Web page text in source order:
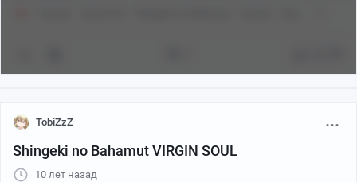
TobiZzZ
Shingeki no Bahamut VIRGIN SOUL
10 лет назад